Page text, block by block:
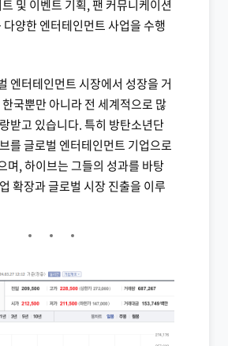
및 이벤트 기획, 팬 커뮤니케이션
다양한 엔터테인먼트 사업을 수행
엔터테인먼트 시장에서 성장을 거
국뿐만 아니라 전 세계적으로 많
받고 있습니다. 특히 방탄소년단
를 글로벌 엔터테인먼트 기업으로
며, 하이브는 그들의 성과를 바탕
확장과 글로벌 시장 진출을 이루